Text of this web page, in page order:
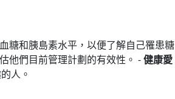
糖和胰島素水平，以便了解自己罹患糖
他們目前管理計劃的有效性。 -健康愛
人。